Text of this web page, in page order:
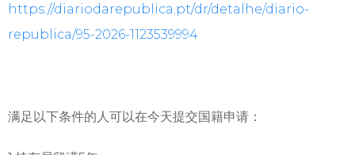
https://diariodarepublica.pt/dr/detalhe/diario-
republica/95-2026-1123539994
满足以下条件的人可以在今天提交国籍申请：